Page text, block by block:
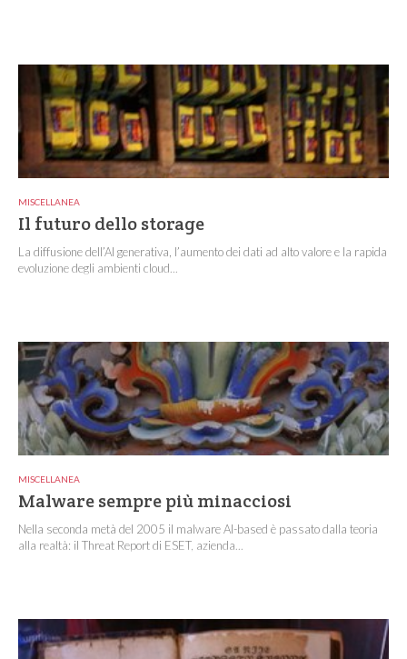
MISCELLANEA
Il futuro dello storage
La diffusione dell’AI generativa, l’aumento dei dati ad alto valore e la rapida
evoluzione degli ambienti cloud...
MISCELLANEA
Malware sempre più minacciosi
Nella seconda metà del 2005 il malware AI-based è passato dalla teoria
alla realtà: il Threat Report di ESET, azienda...